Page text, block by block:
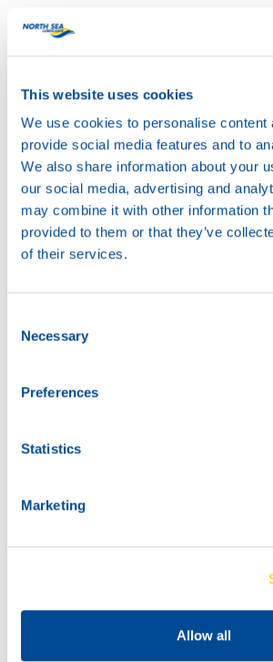
This website uses cookies
We use cookies to personalise content
provide social media features and to
We also share information about your
our social media, advertising and
may combine it with other information
provided to them or that they’ve
of their services.
Selection
Necessary
Preferences
Statistics
Marketing
Allow all
Available in:
GEAR POWER
73800
GEAR
680